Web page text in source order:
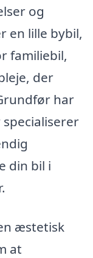
og
en lille bybil,
familiebil,
der
har
din bil i
æstetisk
at